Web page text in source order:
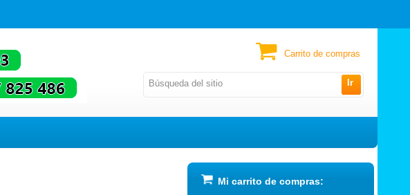
Ir
Carrito de compras
Mi carrito de compras: